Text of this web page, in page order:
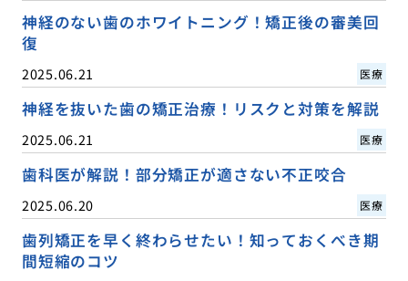
神経のない歯のホワイトニング！矯正後の審美回
復
2025.06.21 医療
神経を抜いた歯の矯正治療！リスクと対策を解説
2025.06.21 医療
歯科医が解説！部分矯正が適さない不正咬合
2025.06.20 医療
歯列矯正を早く終わらせたい！知っておくべき期
間短縮のコツ